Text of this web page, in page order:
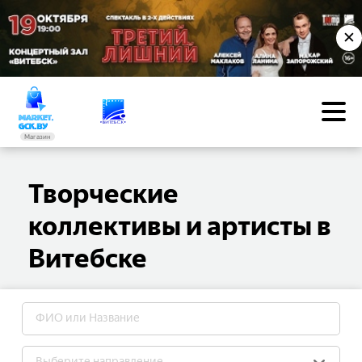
✕
Магазин
Творческие
коллективы и артисты в
Витебске